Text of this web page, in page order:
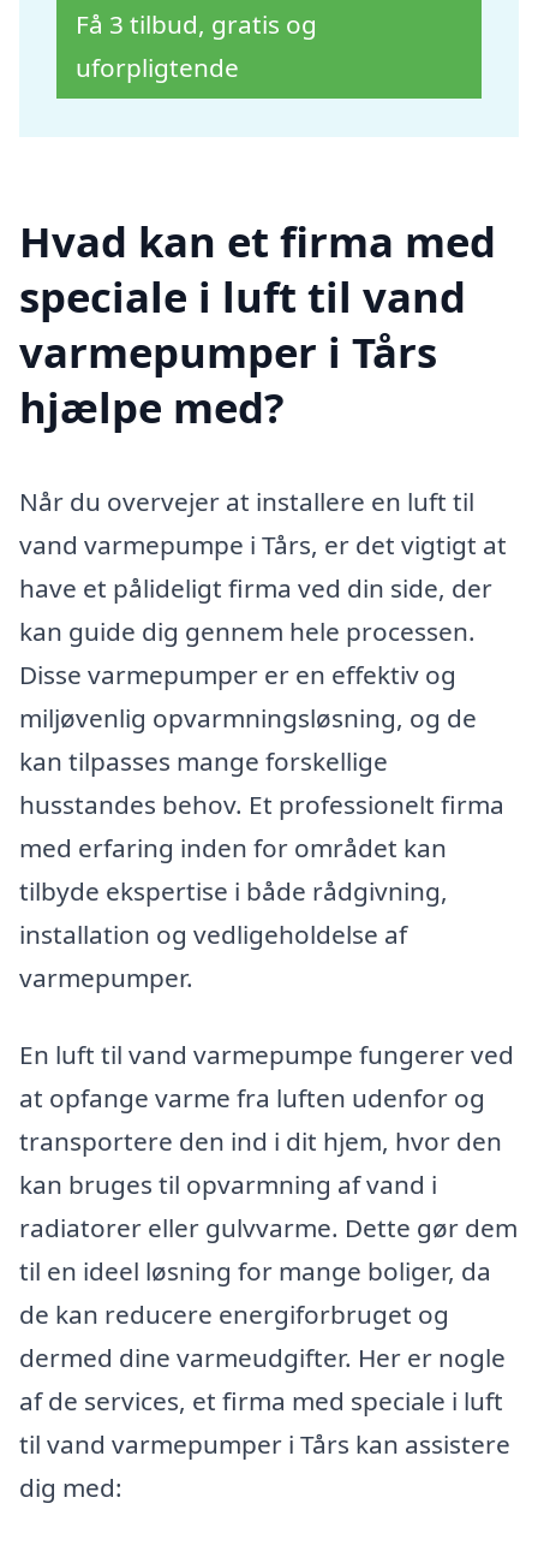
Få 3 tilbud, gratis og
uforpligtende
Hvad kan et firma med
speciale i luft til vand
varmepumper i Tårs
hjælpe med?
Når du overvejer at installere en luft til
vand varmepumpe i Tårs, er det vigtigt at
have et pålideligt firma ved din side, der
kan guide dig gennem hele processen.
Disse varmepumper er en effektiv og
miljøvenlig opvarmningsløsning, og de
kan tilpasses mange forskellige
husstandes behov. Et professionelt firma
med erfaring inden for området kan
tilbyde ekspertise i både rådgivning,
installation og vedligeholdelse af
varmepumper.
En luft til vand varmepumpe fungerer ved
at opfange varme fra luften udenfor og
transportere den ind i dit hjem, hvor den
kan bruges til opvarmning af vand i
radiatorer eller gulvvarme. Dette gør dem
til en ideel løsning for mange boliger, da
de kan reducere energiforbruget og
dermed dine varmeudgifter. Her er nogle
af de services, et firma med speciale i luft
til vand varmepumper i Tårs kan assistere
dig med: